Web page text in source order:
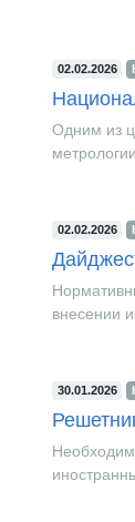
02.02.2026
Одним из
02.02.2026
внесении
30.01.2026